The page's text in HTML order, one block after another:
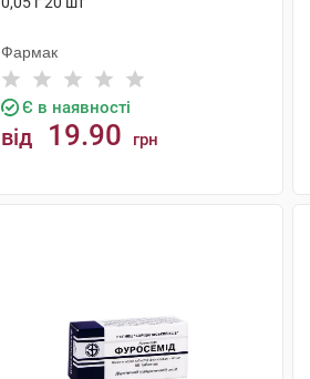
Фармак
Є в наявності
від 19.90 грн